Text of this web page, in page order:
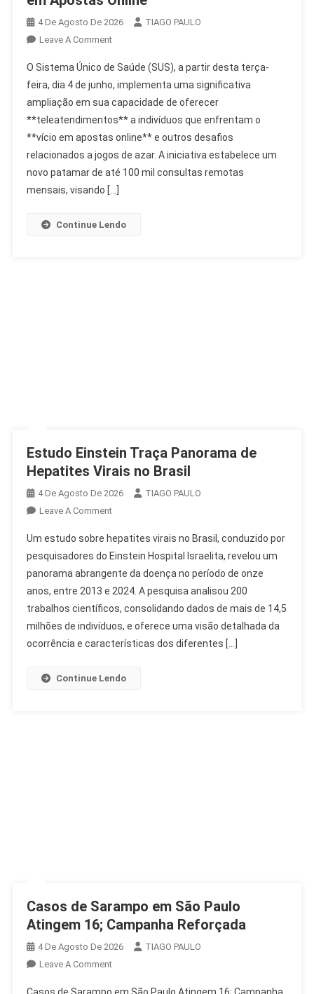
4 De Agosto De 2026
TIAGO PAULO
Leave A CommentOn
Amplia
Teleatendimento
Para
Vício
Em
Apostas
Online
O Sistema Único de Saúde (SUS), a partir desta terça-
feira, dia 4 de junho, implementa uma significativa
ampliação em sua capacidade de oferecer
**teleatendimentos** a indivíduos que enfrentam o
**vício em apostas online** e outros desafios
relacionados a jogos de azar. A iniciativa estabelece um
novo patamar de até 100 mil consultas remotas
mensais, visando […]
Continue Lendo
Estudo Einstein Traça Panorama de
Hepatites Virais no Brasil
4 De Agosto De 2026
TIAGO PAULO
Leave A CommentOn
Einstein
Traça
Panorama
De
Hepatites
Virais
No
Um estudo sobre hepatites virais no Brasil, conduzido por
pesquisadores do Einstein Hospital Israelita, revelou um
panorama abrangente da doença no período de onze
anos, entre 2013 e 2024. A pesquisa analisou 200
trabalhos científicos, consolidando dados de mais de 14,5
milhões de indivíduos, e oferece uma visão detalhada da
ocorrência e características dos diferentes […]
Continue Lendo
Casos de Sarampo em São Paulo
Atingem 16; Campanha Reforçada
4 De Agosto De 2026
TIAGO PAULO
Leave A CommentOn